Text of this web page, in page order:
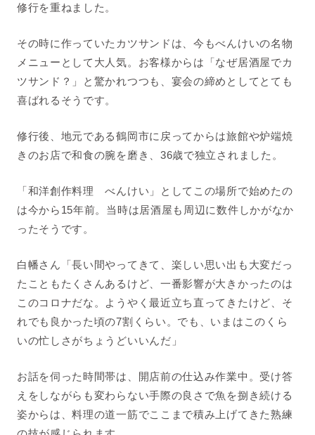
修行を重ねました。
その時に作っていたカツサンドは、今もべんけいの名物
メニューとして大人気。お客様からは「なぜ居酒屋でカ
ツサンド？」と驚かれつつも、宴会の締めとしてとても
喜ばれるそうです。
修行後、地元である鶴岡市に戻ってからは旅館や炉端焼
きのお店で和食の腕を磨き、36歳で独立されました。
「和洋創作料理 べんけい」としてこの場所で始めたの
は今から15年前。当時は居酒屋も周辺に数件しかがなか
ったそうです。
白幡さん「長い間やってきて、楽しい思い出も大変だっ
たこともたくさんあるけど、一番影響が大きかったのは
このコロナだな。ようやく最近立ち直ってきたけど、そ
れでも良かった頃の7割くらい。でも、いまはこのくら
いの忙しさがちょうどいいんだ」
お話を伺った時間帯は、開店前の仕込み作業中。受け答
えをしながらも変わらない手際の良さで魚を捌き続ける
姿からは、料理の道一筋でここまで積み上げてきた熟練